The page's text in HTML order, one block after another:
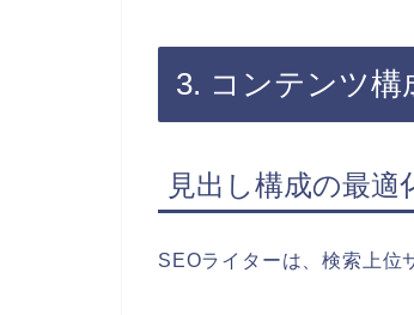
3. コンテンツ構
見出し構成の最適
SEOライターは、検索上位